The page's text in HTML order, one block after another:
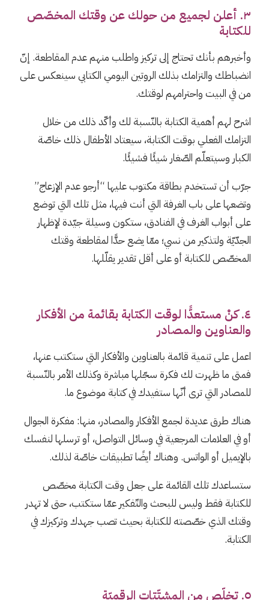
٣. أعلن لجميع من حولك عن وقتك المخصّص
للكتابة
وأخبرهم بأنك تحتاج إلى تركيز واطلب منهم عدم المقاطعة. إنّ
انضباطك والتزامك بذلك الروتين اليومي الكتابي سينعكس على
من في البيت واحترامهم لوقتك.
اشرح لهم أهمية الكتابة بالنّسبة لك وأكّد ذلك من خلال
التزامك الفعلي بوقت الكتابة، سيعتاد الأطفال ذلك خاصّة
الكبار وسيتعلّم الصّغار شيئًا فشيئًا.
جرّب أن تستخدم بطاقة مكتوب عليها “أرجو عدم الإزعاج”
وتضعها على باب الغرفة التي أنت فيها، مثل تلك التي توضع
على أبواب الغرف في الفنادق، ستكون وسيلة جيّدة لإظهار
الجدّيّة ولتذكير من نسي؛ ممّا يضع حدًّا لمقاطعة وقتك
المخصّص للكتابة أو على أقل تقدير يقلّلها.
٤. كنْ مستعدًّا لوقت الكتابة بقائمة من الأفكار
والعناوين والمصادر
اعمل على تنمية قائمة بالعناوين والأفكار التي ستكتب عنها،
فمتى ما ظهرت لك فكرة سجّلها مباشرة وكذلك الأمر بالنّسبة
للمصادر التي ترى أنّها ستفيدك في كتابة موضوع ما.
هناك طرق عديدة لجمع الأفكار والمصادر، منها: مفكرة الجوال
أو في العلامات المرجعية في وسائل التواصل، أو ترسلها لنفسك
بالإيميل أو الواتس. وهناك أيضًا تطبيقات خاصّة لذلك.
ستساعدك تلك القائمة على جعل وقت الكتابة مخصّص
للكتابة فقط وليس للبحث والتّفكير عمّا ستكتب، حتى لا تهدر
وقتك الذي خصّصته للكتابة بحيث تصب جهدك وتركيزك في
الكتابة.
٥. تخلّص من المشتّتات الرقميّة